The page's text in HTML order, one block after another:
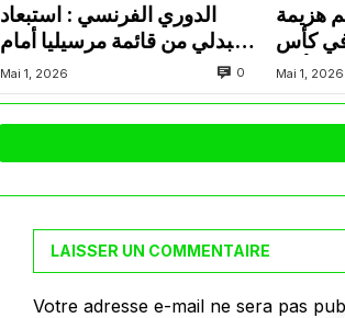
الدوري الفرنسي : استبعاد
عبدلي من قائمة مرسيليا أمام
نانت
Mai 1, 2026 0
هزيمة
في كأس
الأمير
Mai 1, 2026
LAISSER UN COMMENTAIRE
Votre adresse e-mail ne sera pas